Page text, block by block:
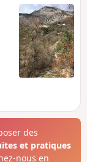
et les
visiteurs de
et hors du
des
et pratiques
nous en